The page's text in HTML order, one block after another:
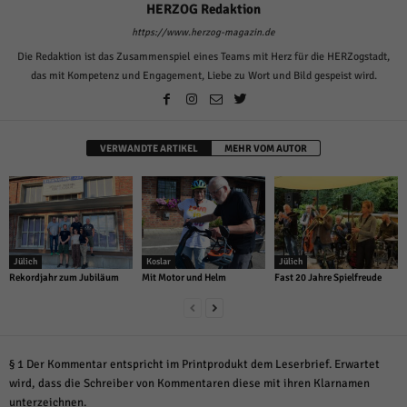
HERZOG Redaktion
https://www.herzog-magazin.de
Die Redaktion ist das Zusammenspiel eines Teams mit Herz für die HERZogstadt,
das mit Kompetenz und Engagement, Liebe zu Wort und Bild gespeist wird.
VERWANDTE ARTIKEL MEHR VOM AUTOR
Jülich
Rekordjahr zum Jubiläum
Koslar
Mit Motor und Helm
Jülich
Fast 20 Jahre Spielfreude
§ 1 Der Kommentar entspricht im Printprodukt dem Leserbrief. Erwartet
wird, dass die Schreiber von Kommentaren diese mit ihren Klarnamen
unterzeichnen.
Cookie-Informationen anzeigen
Externe Medien (6)
Inhalte von Videoplattformen und Social-Media-Plattformen werden
powered by Borlabs Cookie Datenschutzerklärung Impressum